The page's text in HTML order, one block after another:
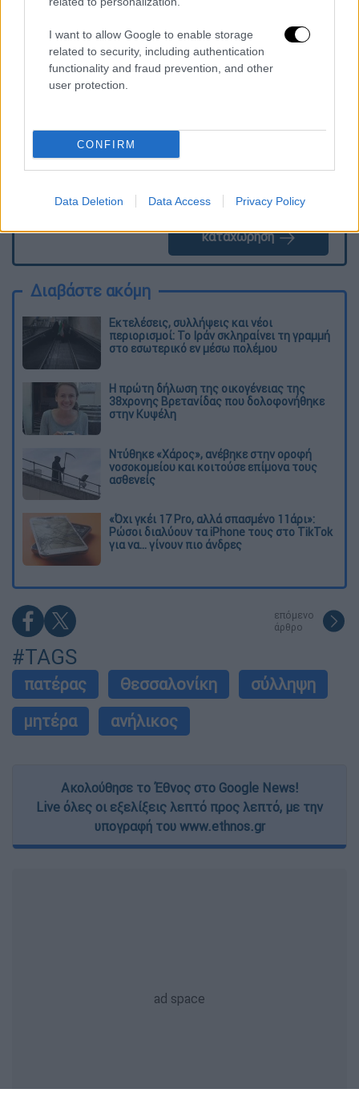
I want to allow Google to enable storage
related to security, including authentication
functionality and fraud prevention, and other
user protection.
CONFIRM
Data Deletion Data Access Privacy Policy
Τα σχολιά σας δημοσιεύονται άμεσα με δική σας ευθύνη. Το
ΕΘΝΟΣ θα παρεμβαίνει και τα προσβλητικά σχόλια θα
διαγράφονται
καταχώρηση
Διαβάστε ακόμη
Εκτελέσεις, συλλήψεις και νέοι
περιορισμοί: Το Ιράν σκληραίνει τη γραμμή
στο εσωτερικό εν μέσω πολέμου
Η πρώτη δήλωση της οικογένειας της
38χρονης Βρετανίδας που δολοφονήθηκε
στην Κυψέλη
Ντύθηκε «Χάρος», ανέβηκε στην οροφή
νοσοκομείου και κοιτούσε επίμονα τους
ασθενείς
«Όχι γκέι 17 Pro, αλλά σπασμένο 11άρι»:
Ρώσοι διαλύουν τα iPhone τους στο TikTok
για να... γίνουν πιο άνδρες
επόμενο
άρθρο
#TAGS
πατέρας Θεσσαλονίκη
σύλληψη
μητέρα
ανήλικος
Ακολούθησε το Έθνος στο Google News!
Live όλες οι εξελίξεις λεπτό προς λεπτό, με την
υπογραφή του www.ethnos.gr